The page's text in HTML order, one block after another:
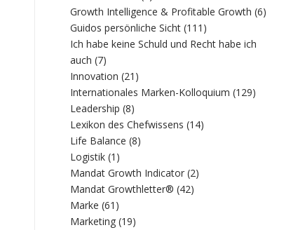
Growth Intelligence & Profitable Growth (6)
Guidos persönliche Sicht (111)
Ich habe keine Schuld und Recht habe ich
auch (7)
Innovation (21)
Internationales Marken-Kolloquium (129)
Leadership (8)
Lexikon des Chefwissens (14)
Life Balance (8)
Logistik (1)
Mandat Growth Indicator (2)
Mandat Growthletter® (42)
Marke (61)
Marketing (19)